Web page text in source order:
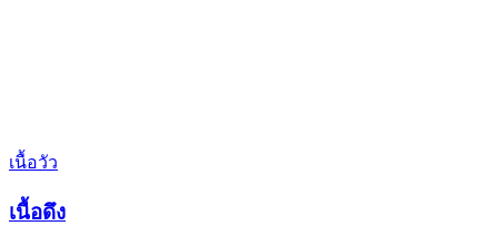
เนื้อวัว
เนื้อดึง